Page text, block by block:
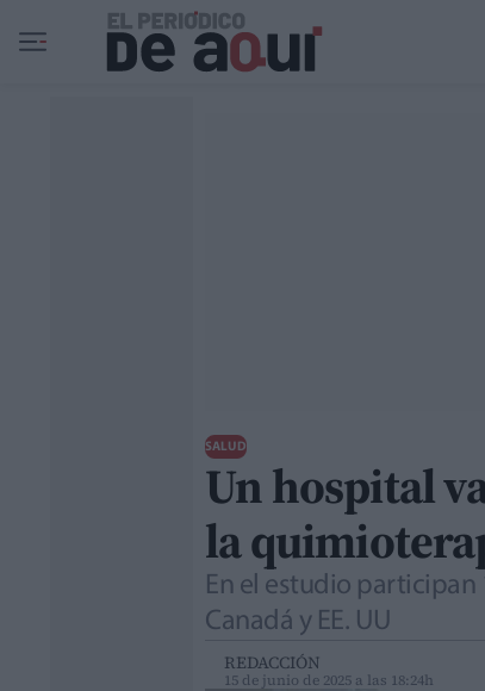
Ir al contenido principal
SALUD
Un hospital
la
En el estudio participan
Canadá y EE. UU
REDACCIÓN
15 de junio de 2025 a las 18:24h